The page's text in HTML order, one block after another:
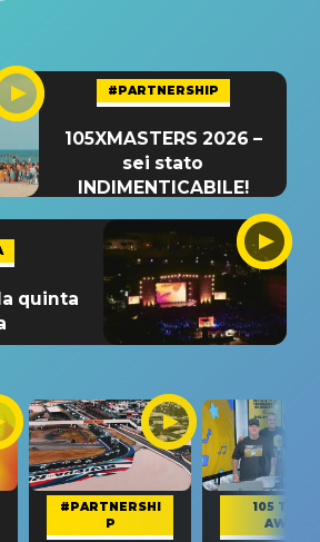
#PARTNERSHIP
105XMASTERS 2026 –
sei stato
INDIMENTICABILE!
quinta
#PARTNERSHI
P
105 TAKE
AWAY